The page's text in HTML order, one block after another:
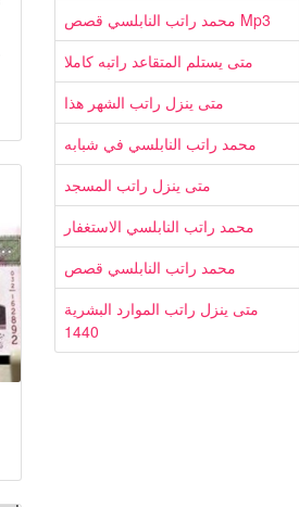
محمد راتب النابلسي قصص Mp3
متى يستلم المتقاعد راتبه كاملا
متى ينزل راتب الشهر هذا
محمد راتب النابلسي في شبابه
متى ينزل راتب المسجد
محمد راتب النابلسي الاستغفار
محمد راتب النابلسي قصص
متى ينزل راتب الموارد البشرية
1440